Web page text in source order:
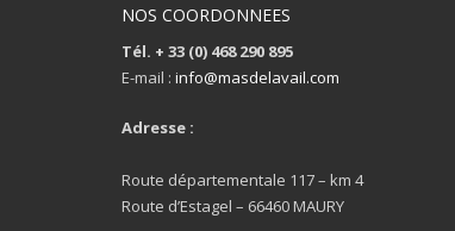
NOS COORDONNEES
Tél. + 33 (0) 468 290 895
E-mail : info@masdelavail.com
Adresse :
Route départementale 117 – km 4
Route d’Estagel – 66460 MAURY